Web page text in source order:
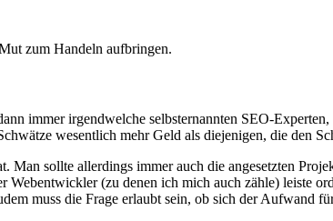
zum Handeln aufbringen.
immer irgendwelche selbsternannten SEO-
wesentlich mehr Geld als diejenigen, die den
sollte allerdings immer auch die angesetzten
(zu denen ich mich auch zähle) leiste
muss die Frage erlaubt sein, ob sich der Aufwand